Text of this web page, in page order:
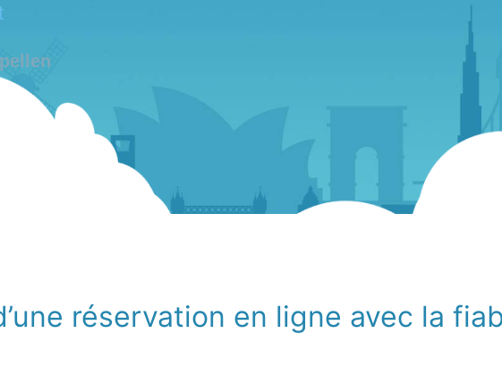
réservation en ligne avec la